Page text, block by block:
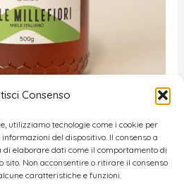
Consenso
utilizziamo tecnologie come i cookie per
del dispositivo. Il consenso a
elaborare dati come il comportamento di
sito. Non acconsentire o ritirare il consenso
caratteristiche e funzioni.